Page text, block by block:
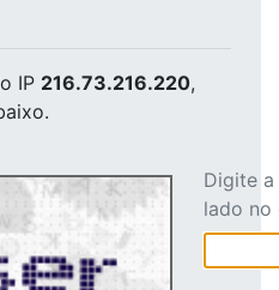
IP 216.73.216.220,
Digite
lado no